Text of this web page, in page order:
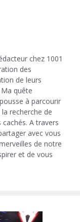
chez 1001
des
de leurs
quête
à parcourir
recherche de
A travers
avec vous
de notre
et de vous